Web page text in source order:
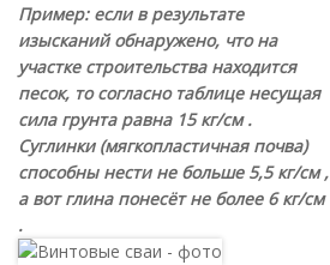
Пример: если в результате
изысканий обнаружено, что на
участке строительства находится
песок, то согласно таблице несущая
сила грунта равна 15 кг/см .
Суглинки (мягкопластичная почва)
способны нести не больше 5,5 кг/см ,
а вот глина понесёт не более 6 кг/см
.